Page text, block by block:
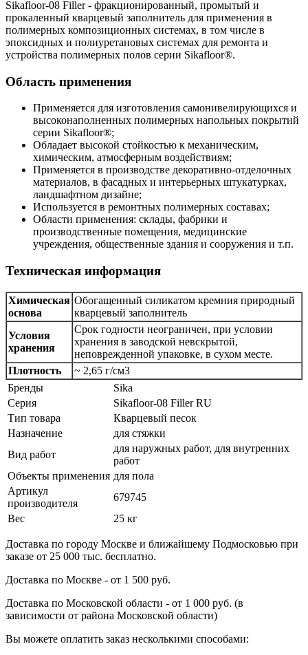
Sikafloor-08 Filler - фракционированный, промытый и
прокаленный кварцевый заполнитель для применения в
полимерных композиционных системах, в том числе в
эпоксидных и полиуретановых системах для ремонта и
устройства полимерных полов серии Sikafloor®.
Область применения
Применяется для изготовления самонивелирующихся и
высоконаполненных полимерных напольных покрытий
серии Sikafloor®;
Обладает высокой стойкостью к механическим,
химическим, атмосферным воздействиям;
Применяется в производстве декоративно-отделочных
материалов, в фасадных и интерьерных штукатурках,
ландшафтном дизайне;
Используется в ремонтных полимерных составах;
Области применения: склады, фабрики и
производственные помещения, медицинские
учреждения, общественные здания и сооружения и т.п.
Техническая информация
Химическая
основа
Обогащенный силикатом кремния природный
кварцевый заполнитель
Условия
хранения
Срок годности неограничен, при условии
хранения в заводской невскрытой,
неповрежденной упаковке, в сухом месте.
Плотность
~ 2,65 г/см3
Бренды
Sika
Серия
Sikafloor-08 Filler RU
Тип товара
Кварцевый песок
Назначение
для стяжки
Вид работ
для наружных работ, для внутренних
работ
Объекты применения для пола
Артикул
производителя
679745
Вес
25 кг
Доставка по городу Москве и ближайшему Подмосковью при
заказе от 25 000 тыс. бесплатно.
Доставка по Москве - от 1 500 руб.
Доставка по Московской области - от 1 000 руб. (в
зависимости от района Московской области)
Вы можете оплатить заказ несколькими способами: